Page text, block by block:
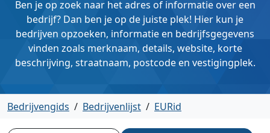
Ben je op zoek naar het adres of informatie over een
bedrijf? Dan ben je op de juiste plek! Hier kun je
bedrijven opzoeken, informatie en bedrijfsgegevens
vinden zoals merknaam, details, website, korte
beschrijving, straatnaam, postcode en vestigingplek.
Bedrijvengids / Bedrijvenlijst / EURid